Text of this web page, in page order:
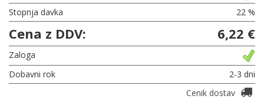
Stopnja davka
22 %
Cena z DDV: 6,22 €
Zaloga
Dobavni rok
2-3 dni
Cenik dostav